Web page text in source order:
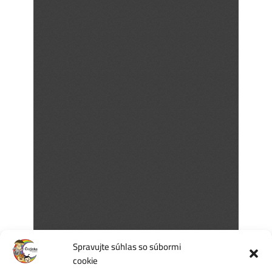
Spravujte súhlas so súbormi
cookie
Počet videní:10